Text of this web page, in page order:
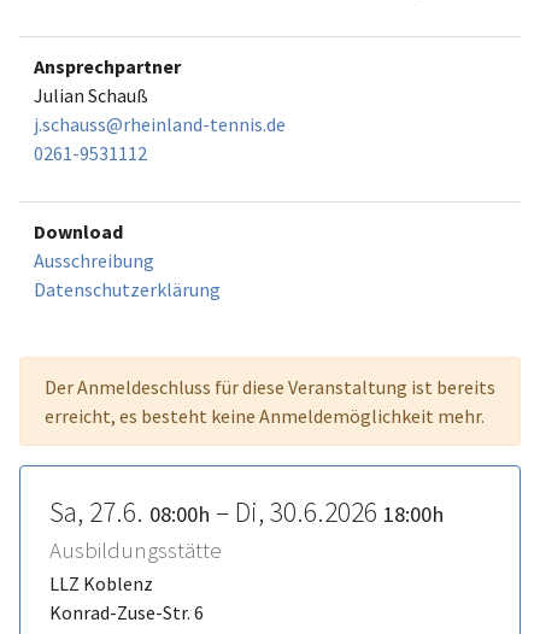
Ansprechpartner
Julian Schauß
j.schauss@rheinland-tennis.de
0261-9531112
Download
Ausschreibung
Datenschutzerklärung
Der Anmeldeschluss für diese Veranstaltung ist bereits
erreicht, es besteht keine Anmeldemöglichkeit mehr.
Sa, 27.6. 08:00h – Di, 30.6.2026 18:00h
Ausbildungsstätte
LLZ Koblenz
Konrad-Zuse-Str. 6